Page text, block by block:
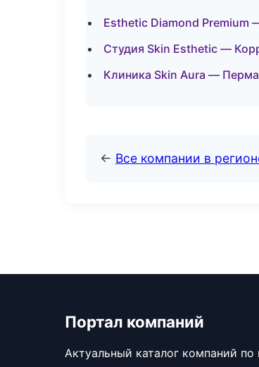
Esthetic Diamond Premium
Студия Skin Esthetic —
Клиника Skin Aura —
← Все компании в
Портал компаний
Актуальный каталог компаний по